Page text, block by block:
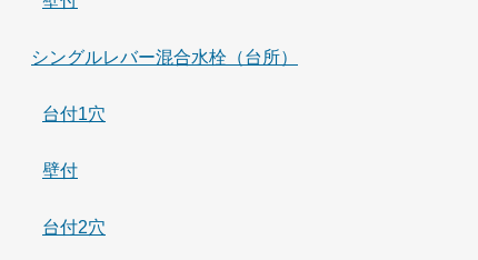
シングルレバー混合水栓（台所）
台付1穴
壁付
台付2穴